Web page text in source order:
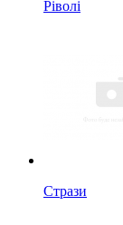
Ріволі
Стрази